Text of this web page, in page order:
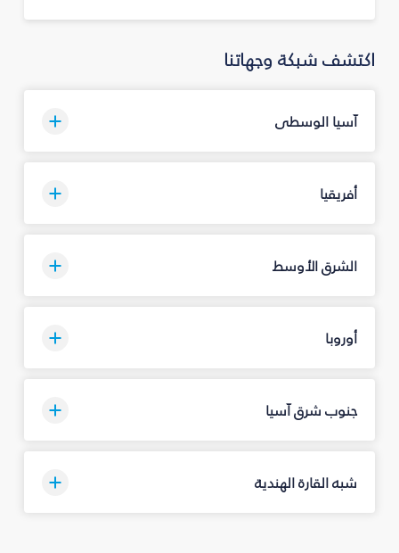
اكتشف شبكة وجهاتنا
آسيا الوسطى
أفريقيا
الشرق الأوسط
أوروبا
جنوب شرق آسيا
شبه القارة الهندية